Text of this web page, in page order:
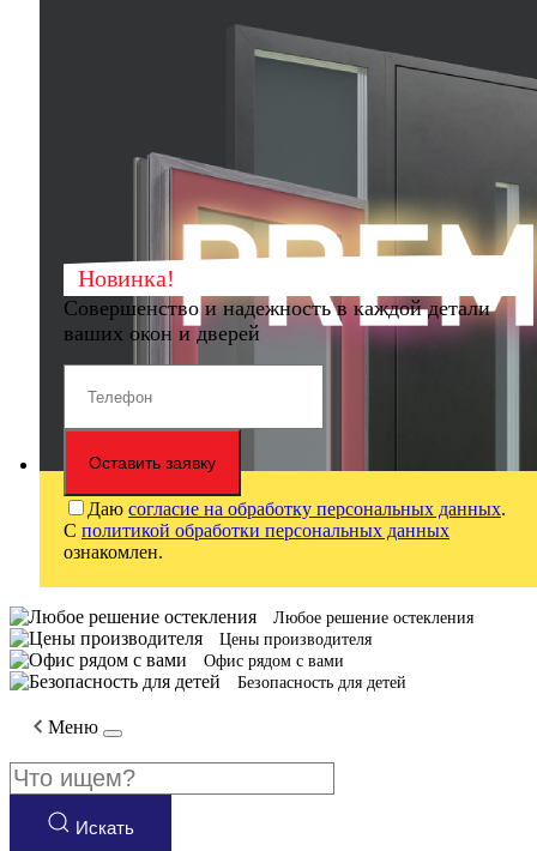
Новинка!
Совершенство и надежность в каждой детали
ваших окон и дверей
Оставить заявку
Даю согласие на обработку персональных данных.
С политикой обработки персональных данных
ознакомлен.
Любое решение остекления
Цены производителя
Офис рядом с вами
Безопасность для детей
Меню
Искать